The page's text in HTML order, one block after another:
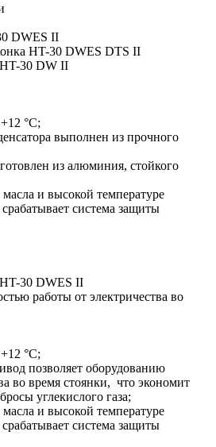
DWES II
HT-30 DWES DTS II
HT-30 DW II
°C;
выполнен из прочного
из алюминия, стойкого
и высокой температуре
система защиты
HT-30 DWES II
работы от электричества во
°C;
позволяет оборудованию
во время стоянки, что экономит
углекислого газа;
и высокой температуре
система защиты